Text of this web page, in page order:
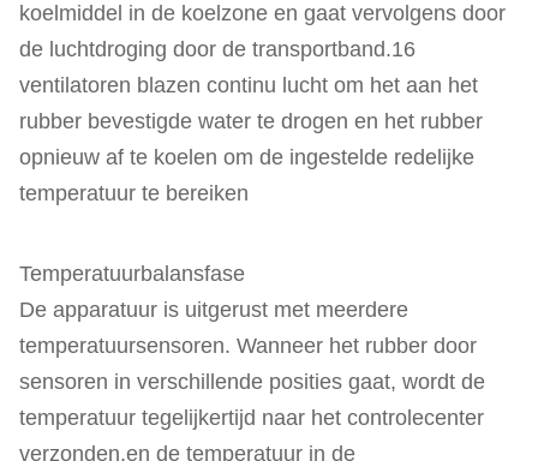
koelmiddel in de koelzone en gaat vervolgens door
de luchtdroging door de transportband.16
ventilatoren blazen continu lucht om het aan het
rubber bevestigde water te drogen en het rubber
opnieuw af te koelen om de ingestelde redelijke
temperatuur te bereiken
Temperatuurbalansfase
De apparatuur is uitgerust met meerdere
temperatuursensoren. Wanneer het rubber door
sensoren in verschillende posities gaat, wordt de
temperatuur tegelijkertijd naar het controlecenter
verzonden.en de temperatuur in de